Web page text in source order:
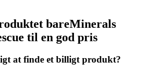
bareMinerals
til en god pris
at finde et billigt produkt?